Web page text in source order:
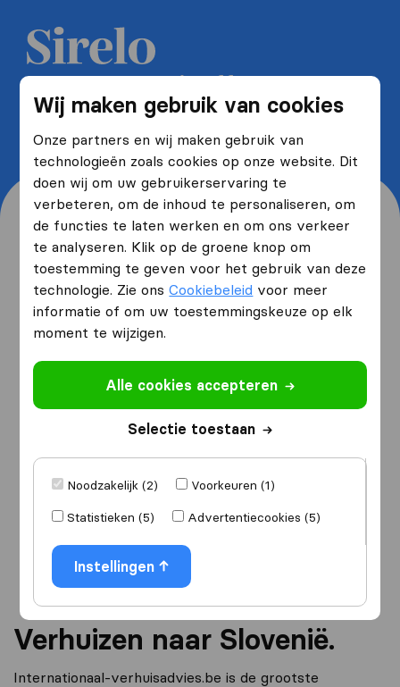
Wij maken gebruik van cookies
Onze partners en wij maken gebruik van
technologieën zoals cookies op onze website. Dit
doen wij om uw gebruikerservaring te
verbeteren, om de inhoud te personaliseren, om
de functies te laten werken en om ons verkeer
te analyseren. Klik op de groene knop om
toestemming te geven voor het gebruik van deze
technologie. Zie onsCookiebeleid voor meer
informatie of om uw toestemmingskeuze op elk
moment te wijzigen.
Alle cookies accepteren
Selectie toestaan
Noodzakelijk (2)
Voorkeuren (1)
Statistieken (5)
Advertentiecookies (5)
Instellingen
Ontvang 5 gratis offertes van
verhuisfirma's en bespaar tot wel
40%
Waar woont u nu en waar
verhuist u naartoe?
Ik ga verhuizenvan
Ik ga verhuizennaar
Ga verder
Verhuizen naar Slovenië.
Internationaal-verhuisadvies.be is de grootste